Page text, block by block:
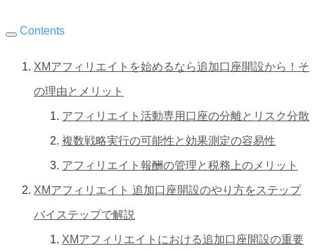
Contents
XMアフィリエイトを始めるなら追加口座開設から！そ
の理由とメリット
アフィリエイト活動専用口座の分離とリスク分散
複数戦略実行の可能性と効果測定の容易性
アフィリエイト報酬の管理と税務上のメリット
XMアフィリエイト 追加口座開設のやり方をステップ
バイステップで解説
XMアフィリエイトにおける追加口座開設の重要